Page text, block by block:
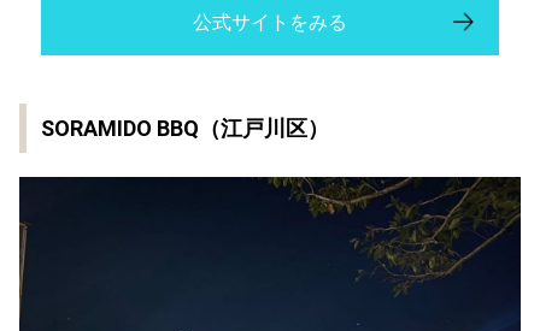
公式サイトをみる
SORAMIDO BBQ（江戸川区）